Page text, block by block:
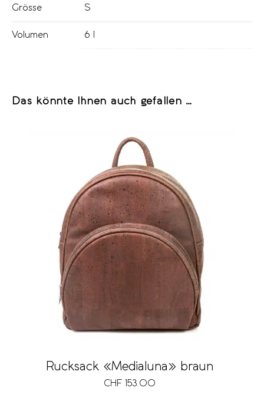
Grösse S
Volumen 6 l
Das könnte Ihnen auch gefallen …
Rucksack «Medialuna» braun
CHF 153.00